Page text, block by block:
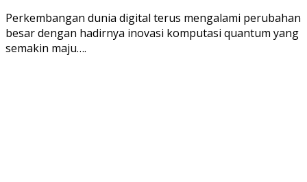
Perkembangan dunia digital terus mengalami perubahan
besar dengan hadirnya inovasi komputasi quantum yang
semakin maju….